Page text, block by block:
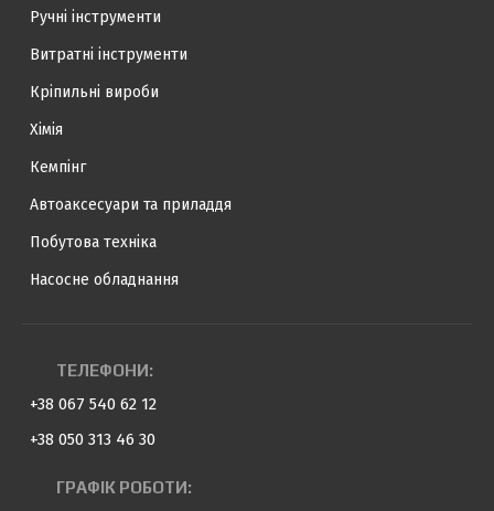
Ручні інструменти
Витратні інструменти
Кріпильні вироби
Хімія
Кемпінг
Автоаксесуари та приладдя
Побутова техніка
Насосне обладнання
ТЕЛЕФОНИ:
+38 067 540 62 12
+38 050 313 46 30
ГРАФІК РОБОТИ: